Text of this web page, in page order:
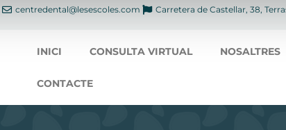
centredental@lesescoles.com Carretera de Castellar, 38,
INICI CONSULTA VIRTUAL NOSALTRES
CONTACTE